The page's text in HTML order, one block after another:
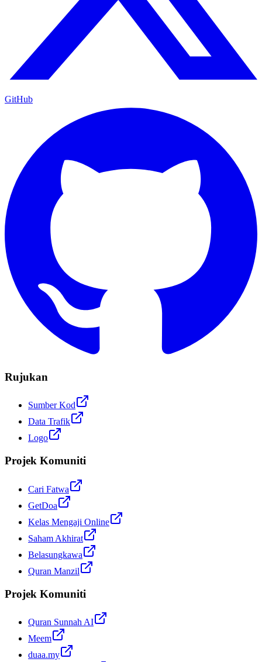
GitHub
Rujukan
Sumber Kod
Data Trafik
Logo
Projek Komuniti
Cari Fatwa
GetDoa
Kelas Mengaji Online
Saham Akhirat
Belasungkawa
Quran Manzil
Projek Komuniti
Quran Sunnah AI
Meem
duaa.my